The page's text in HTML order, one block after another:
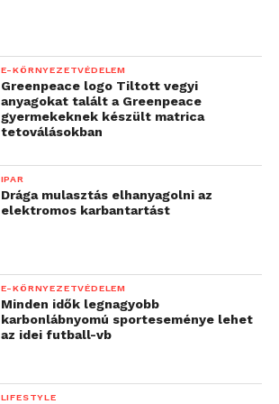
E-KÖRNYEZETVÉDELEM
Greenpeace logo Tiltott vegyi
anyagokat talált a Greenpeace
gyermekeknek készült matrica
tetoválásokban
IPAR
Drága mulasztás elhanyagolni az
elektromos karbantartást
E-KÖRNYEZETVÉDELEM
Minden idők legnagyobb
karbonlábnyomú sporteseménye lehet
az idei futball-vb
LIFESTYLE